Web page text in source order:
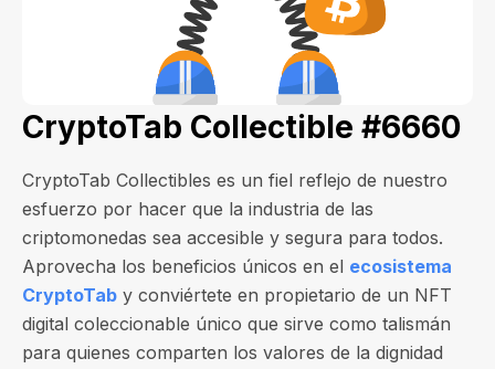
CryptoTab Collectible #6660
CryptoTab Collectibles es un fiel reflejo de nuestro
esfuerzo por hacer que la industria de las
criptomonedas sea accesible y segura para todos.
Aprovecha los beneficios únicos en el ecosistema
CryptoTab y conviértete en propietario de un NFT
digital coleccionable único que sirve como talismán
para quienes comparten los valores de la dignidad